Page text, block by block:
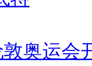
奥运会